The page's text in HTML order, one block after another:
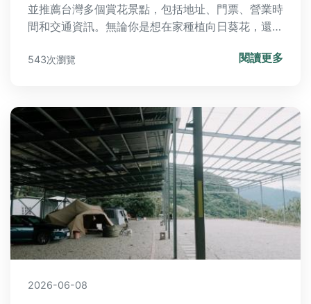
並推薦台灣多個賞花景點，包括地址、門票、營業時
間和交通資訊。無論你是想在家種植向日葵花，還是
幫助你輕鬆享受向日葵花的魅力。
543次瀏覽 閱讀更多
2026-06-08